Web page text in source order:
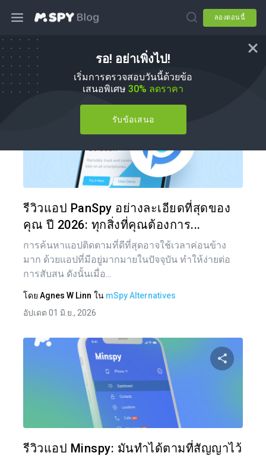
ลองตอนนี้
รอ! อย่าเพิ่งไป!
เริ่มการตรวจสอบวันนี้ด้วยข้อ
เสนอพิเศษ 30% ลดราคา
รับข้อเสนอ
mSpy ทางเลือก
รีวิวแอป PanSpy อย่างละเอียดที่สุดของ
คุณ ปี 2026: ทุกสิ่งที่คุณต้องการ...
การค้นหาแอปติดตามที่ดีที่สุดอาจใช้เวลาค่อนข้าง
มาก ด้วยแอปที่มีอยู่มากมายในปัจจุบัน ทำให้ง่ายต่อ
การสับสน ดังนั้นเมื่อ...
โดย Agnes W Linn ใน mSpy Alternatives
อัปเดต 01 มิ.ย., 2026
รีวิวแอป Minspy: มันทำได้ตามที่สัญญาไว้